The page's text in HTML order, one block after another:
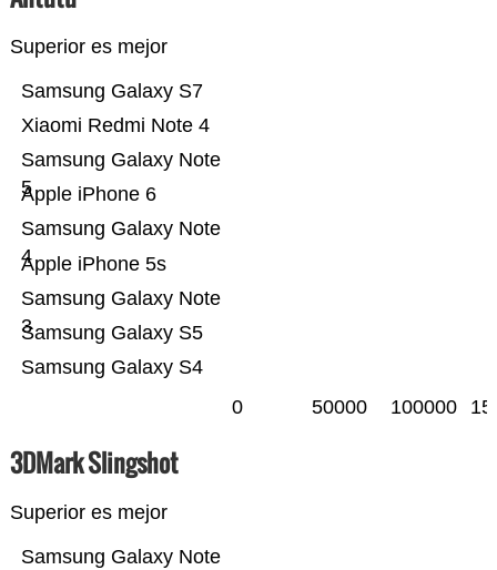
Superior es mejor
Samsung Galaxy S4
Samsung Galaxy S5
Samsung Galaxy Note
3
Apple iPhone 5s
Samsung Galaxy Note
4
Apple iPhone 6
Samsung Galaxy Note
5
Xiaomi Redmi Note 4
Samsung Galaxy S7
0 50000 100000
3DMark Slingshot
Superior es mejor
Samsung Galaxy Note